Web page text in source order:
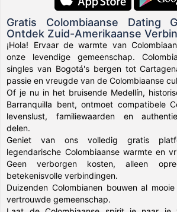
Gratis Colombiaanse Dating
Ontdek Zuid-Amerikaanse
¡Hola! Ervaar de warmte van
onze levendige gemeenschap.
singles van Bogotá's bergen tot
passie en vreugde van de Colombiaanse
Of je nu in het bruisende Medellín,
Barranquilla bent, ontmoet compatibele
levenslust, familiewaarden en
delen.
Geniet van ons volledig gratis
legendarische Colombiaanse warmte en
Geen verborgen kosten, alleen
betekenisvolle verbindingen.
Duizenden Colombianen bouwen al
vertrouwde gemeenschap.